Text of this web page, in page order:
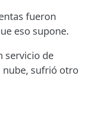
fueron
eso supone.
servicio de
nube, sufrió otro